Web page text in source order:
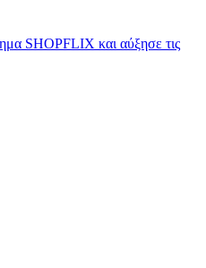
SHOPFLIX και αύξησε τις